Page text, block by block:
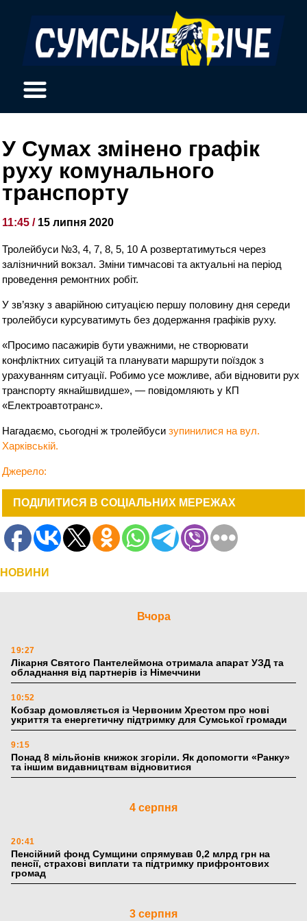
У Сумах змінено графік
руху комунального
транспорту
11:45 / 15 липня 2020
Тролейбуси №3, 4, 7, 8, 5, 10 А розвертатимуться через
залізничний вокзал. Зміни тимчасові та актуальні на період
проведення ремонтних робіт.
У зв’язку з аварійною ситуацією першу половину дня середи
тролейбуси курсуватимуть без додержання графіків руху.
«Просимо пасажирів бути уважними, не створювати
конфліктних ситуацій та планувати маршрути поїздок з
урахуванням ситуації. Робимо усе можливе, аби відновити рух
транспорту якнайшвидше», — повідомляють у КП
«Електроавтотранс».
Нагадаємо, сьогодні ж тролейбусизупинилися на вул.
Харківській.
Джерело:
ПОДІЛИТИСЯ В СОЦІАЛЬНИХ МЕРЕЖАХ
НОВИНИ
Вчора
19:27
Лікарня Святого Пантелеймона отримала апарат УЗД та
обладнання від партнерів із Німеччини
10:52
Кобзар домовляється із Червоним Хрестом про нові
укриття та енергетичну підтримку для Сумської громади
9:15
Понад 8 мільйонів книжок згоріли. Як допомогти «Ранку»
та іншим видавництвам відновитися
4 серпня
20:41
Пенсійний фонд Сумщини спрямував 0,2 млрд грн на
пенсії, страхові виплати та підтримку прифронтових
громад
3 серпня